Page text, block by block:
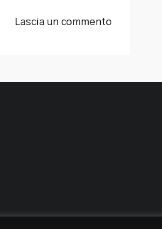
Lascia un commento